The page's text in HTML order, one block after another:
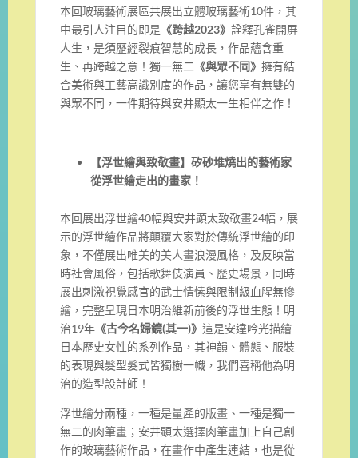
本回玻璃藝術展區共展出立體玻璃藝術10件，其
中最引人注目的即是《跨越2023》 詮釋孔雀開屏
人生，是須歷經裂痕智慧的成長，作品蘊含重
生、再跨越之意！獨一無二 《與眾不同》 擁有結
合美術與工藝高識別度的作品，讓您享有無雙的
與眾不同，一件期待與安井顯太一生相伴之作！
【浮世繪與致敬畫】矽砂堆燒出的藝術家
從浮世繪走出的畫家！
本回展出浮世繪40幅與安井顕太致敬畫24幅，展
示的浮世繪作品將顛覆大家對於傳統浮世繪的印
象，不僅展出唯美的美人畫浪漫風格，及反映當
時社會風俗，包括歌舞伎演員、歷史場景，同時
展出刺激視覺感官的武士情愫與限制級血腥無慘
繪，完整呈現日本明治維新前後的浮世生態！明
治19年《古今名婦鏡(其一)》 這是安達吟光描繪
日本歷史女性的系列作品，其神韻、體態、服裝
的表現與髮型髮式皆獨樹一幟，我們喜稱他為明
治的造型設計師！
浮世繪分兩種，一種是量產的版畫、一種是獨一
無二的肉筆畫；安井顕太選擇肉筆畫加上自己創
作的玻璃藝術作品，在畫作中產生連結，也是從